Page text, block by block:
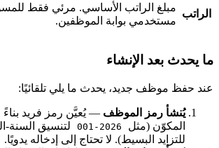
الراتب
مبلغ الراتب الأساسي. مرئي فقط
مستخدمي بوابة الموظفين.
يحدث بعد الإنشاء
حفظ موظف جديد، يحدث ما يلي تلقائيًا:
يُنشأ رمز الموظف— يُعيَّن رمز فريد بناءً
المكوّن (مثل 2026-001 لتنسيق السنة-
للتزايد البسيط). لا تحتاج إلى إدخاله يدويًا.